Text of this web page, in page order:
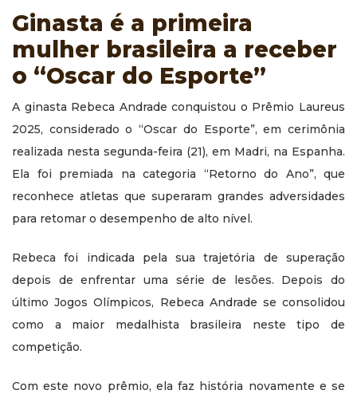
Ginasta é a primeira
mulher brasileira a receber
o “Oscar do Esporte”
A ginasta Rebeca Andrade conquistou o Prêmio Laureus
2025, considerado o “Oscar do Esporte”, em cerimônia
realizada nesta segunda-feira (21), em Madri, na Espanha.
Ela foi premiada na categoria “Retorno do Ano”, que
reconhece atletas que superaram grandes adversidades
para retomar o desempenho de alto nível.
Rebeca foi indicada pela sua trajetória de superação
depois de enfrentar uma série de lesões. Depois do
último Jogos Olímpicos, Rebeca Andrade se consolidou
como a maior medalhista brasileira neste tipo de
competição.
Com este novo prêmio, ela faz história novamente e se